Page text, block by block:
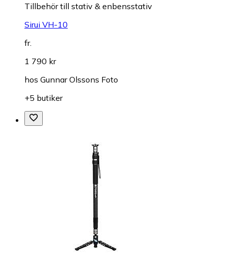
Tillbehör till stativ & enbensstativ
Sirui VH-10
fr.
1 790 kr
hos Gunnar Olssons Foto
+5 butiker